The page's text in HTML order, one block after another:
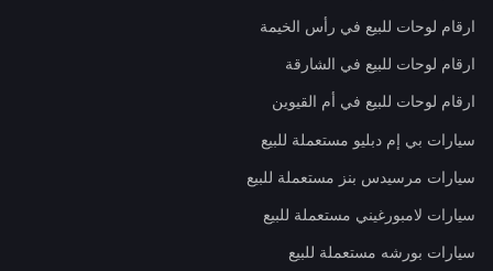
ارقام لوحات للبيع في رأس الخيمة
ارقام لوحات للبيع في الشارقة
ارقام لوحات للبيع في أم القيوين
سيارات بي إم دبليو مستعملة للبيع
سيارات مرسيدس بنز مستعملة للبيع
سيارات لامبورغيني مستعملة للبيع
سيارات بورشه مستعملة للبيع